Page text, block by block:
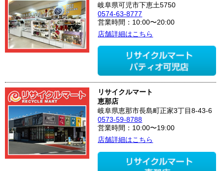
岐阜県可児市下恵土5750
0574-63-8777
営業時間：10:00〜20:00
店舗詳細はこちら
リサイクルマート
恵那店
岐阜県恵那市長島町正家3丁目8-43-6
0573-59-8788
営業時間：10:00〜19:00
店舗詳細はこちら